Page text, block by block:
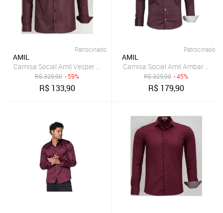
Patrocinado
AMIL
Camisa Social Amil Vesper Algodão/Poliéster Fácil de Passar
R$329,90 - 59%
R$ 133,90
Patrocinado
AMIL
Camisa Social Amil Ambar
R$329,90 - 45%
R$ 179,90